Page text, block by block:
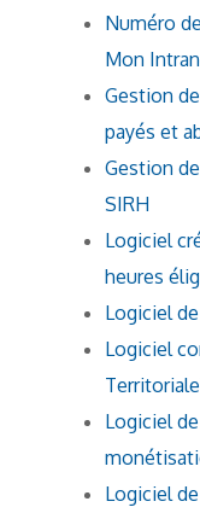
Numéro
Mon
Gestion
payés et
Gestion
SIRH
Logiciel
heures
Logiciel
Logiciel
Logiciel
Logiciel